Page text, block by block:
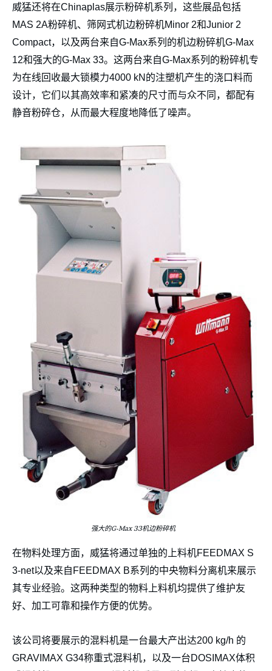
威猛还将在Chinaplas展示粉碎机系列，这些展品包括
MAS 2A粉碎机、筛网式机边粉碎机Minor 2和Junior 2
Compact，以及两台来自G-Max系列的机边粉碎机G-Max
12和强大的G-Max 33。这两台来自G-Max系列的粉碎机专
为在线回收最大锁模力4000 kN的注塑机产生的浇口料而
设计，它们以其高效率和紧凑的尺寸而与众不同，都配有
静音粉碎仓，从而最大程度地降低了噪声。
强大的G-Max 33机边粉碎机
在物料处理方面，威猛将通过单独的上料机FEEDMAX S
3-net以及来自FEEDMAX B系列的中央物料分离机来展示
其专业经验。这两种类型的物料上料机均提供了维护友
好、加工可靠和操作方便的优势。
该公司将要展示的混料机是一台最大产出达200 kg/h 的
GRAVIMAX G34称重式混料机，以及一台DOSIMAX体积